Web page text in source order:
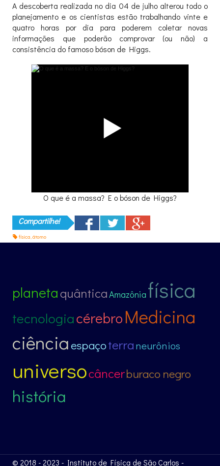
A descoberta realizada no dia 04 de julho alterou todo o
planejamento e os cientistas estão trabalhando vinte e
quatro horas por dia para poderem coletar novas
informações que poderão comprovar (ou não) a
consistência do famoso bóson de Higgs.
O que é a massa? E o bóson de Higgs?
Compartilhe!
física,átomo
planetaquânticaAmazônia física
tecnologiacérebroMedicina
ciência espaçoterraneurônios
universocâncerburaco negro
história
© 2018 - 2023 - Instituto de Física de São Carlos -